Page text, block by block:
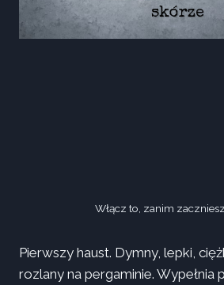
skórze
Włącz to, zanim
Pierwszy haust. Dymny, lepki,
rozlany na pergaminie. Wypełnia